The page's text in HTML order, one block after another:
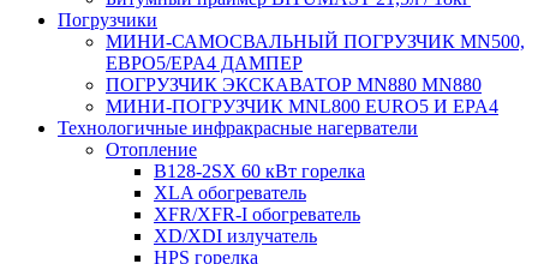
Погрузчики
МИНИ-САМОСВАЛЬНЫЙ ПОГРУЗЧИК MN500,
ЕВРО5/EPA4 ДАМПЕР
ПОГРУЗЧИК ЭКСКАВАТОР MN880 MN880
МИНИ-ПОГРУЗЧИК MNL800 EURO5 И EPA4
Технологичные инфракрасные нагерватели
Отопление
B128-2SX 60 кВт горелка
XLA обогреватель
XFR/XFR-I обогреватель
XD/XDI излучатель
HPS горелка